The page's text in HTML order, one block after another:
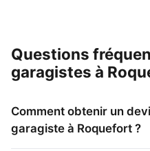
Questions
garagistes à
Comment obtenir un
garagiste à Roquefort ?